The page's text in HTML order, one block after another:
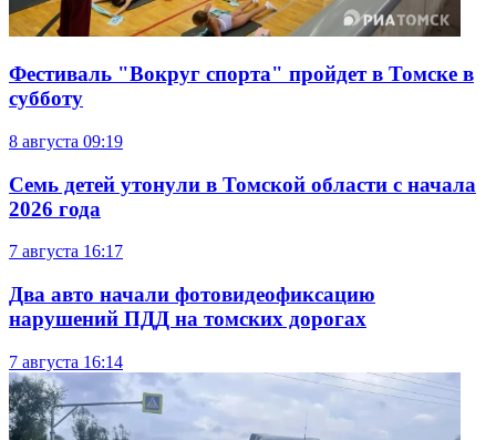
Фестиваль "Вокруг спорта" пройдет в Томске в
субботу
8 августа 09:19
Семь детей утонули в Томской области с начала
2026 года
7 августа 16:17
Два авто начали фотовидеофиксацию
нарушений ПДД на томских дорогах
7 августа 16:14